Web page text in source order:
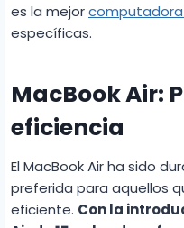
es la mejor
específicas.
MacBook Air:
eficiencia
El MacBook Air ha sido
preferida para aquellos
eficiente. Con la